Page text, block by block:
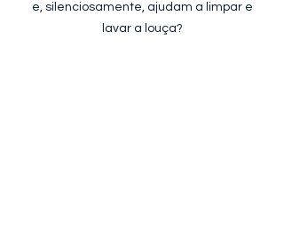
e, silenciosamente, ajudam a limpar e
lavar a louça?